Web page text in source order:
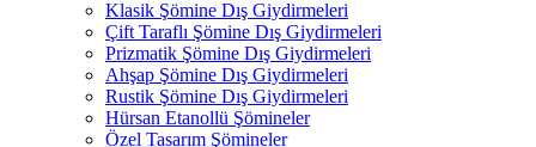
Klasik Şömine Dış Giydirmeleri
Çift Taraflı Şömine Dış Giydirmeleri
Prizmatik Şömine Dış Giydirmeleri
Ahşap Şömine Dış Giydirmeleri
Rustik Şömine Dış Giydirmeleri
Hürsan Etanollü Şömineler
Özel Tasarım Şömineler